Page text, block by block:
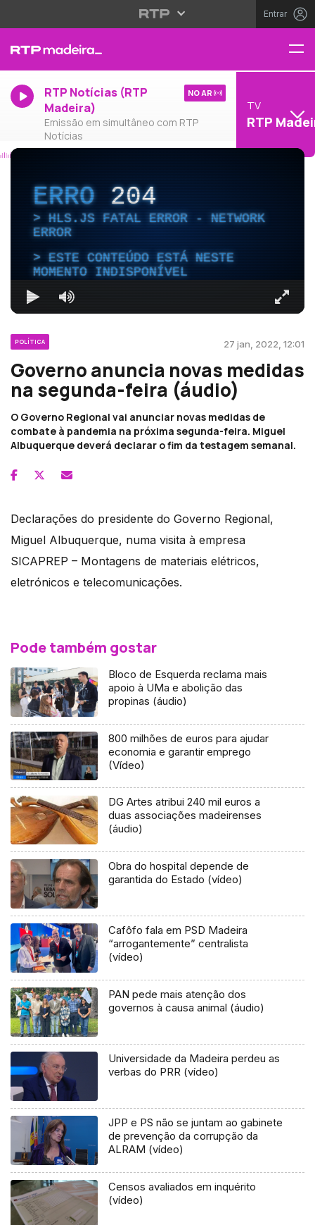
Entrar
RTP Notícias (RTP
Madeira)
Emissão em simultâneo com RTP
Notícias
NO AR
TV
RTP
ERRO204
HLS.JS FATAL ERROR - NETWORK
ERROR
ESTE CONTEÚDO ESTÁ NESTE
MOMENTO INDISPONÍVEL
POLÍTICA 27 jan, 2022, 12:01
Governo anuncia novas medidas
na segunda-feira (áudio)
O Governo Regional vai anunciar novas medidas de
combate à pandemia na próxima segunda-feira. Miguel
Albuquerque deverá declarar o fim da testagem semanal.
Declarações do presidente do Governo Regional,
Miguel Albuquerque, numa visita à empresa
SICAPREP – Montagens de materiais elétricos,
eletrónicos e telecomunicações.
Pode também gostar
Bloco de Esquerda reclama mais
apoio à UMa e abolição das
propinas (áudio)
800 milhões de euros para ajudar
economia e garantir emprego
(Vídeo)
DG Artes atribui 240 mil euros a
duas associações madeirenses
(áudio)
Obra do hospital depende de
garantida do Estado (vídeo)
Cafôfo fala em PSD Madeira
“arrogantemente” centralista
(vídeo)
PAN pede mais atenção dos
governos à causa animal (áudio)
Universidade da Madeira perdeu as
verbas do PRR (vídeo)
JPP e PS não se juntam ao gabinete
de prevenção da corrupção da
ALRAM (vídeo)
Censos avaliados em inquérito
(vídeo)